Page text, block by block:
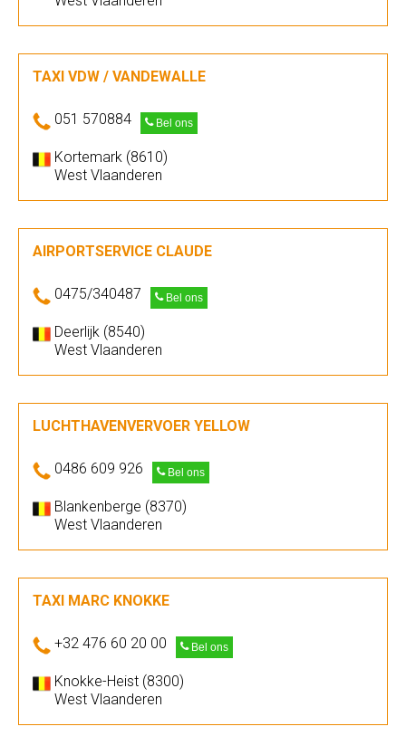
TAXI VDW / VANDEWALLE
051 570884 Bel ons
Kortemark (8610)
West Vlaanderen
AIRPORTSERVICE CLAUDE
0475/340487 Bel ons
Deerlijk (8540)
West Vlaanderen
LUCHTHAVENVERVOER YELLOW
0486 609 926 Bel ons
Blankenberge (8370)
West Vlaanderen
TAXI MARC KNOKKE
+32 476 60 20 00 Bel ons
Knokke-Heist (8300)
West Vlaanderen